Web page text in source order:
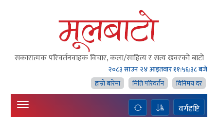
सकारात्मक परिवर्तनवाहक विचार, कला/साहित्य र सत्य खवरको बाटाे
२०८३ साउन २४ आइतवार११:५६:३९ बजे
हाम्राे बारेमा
मिति परिवर्तन विनिमय दर
वर्गदृष्टि